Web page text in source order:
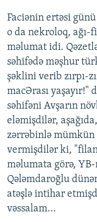
Faciənin ertəsi
o da nekroloq,
məlumat idi.
səhifədə məşhur
şəklini verib zırpı-
macƏrası yaşayır!"
səhifəni Avşarın
eləmişdilər,
zərrəbinlə mümkün
vermişdilər ki, "filan
məlumata görə,
Qələmdaroğlu
atəşlə intihar
vəssalam...